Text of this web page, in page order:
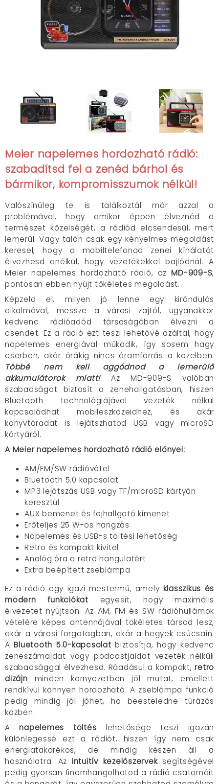
Meier napelemes hordozható rádió:
szabadítsd fel a zenéd bárhol és
bármikor, kompromisszumok nélkül!
Valószínűleg te is találkoztál már azzal a
problémával, hogy amikor éppen élveznéd a
természet közelségét, a rádiód elcsendesül, mert
lemerül. Vagy talán csak egy kényelmes megoldást
keresel, hogy a mobiltelefonod zenei kínálatát
élvezhesd anélkül, hogy vezetékekkel bajlódnál. A
Meier napelemes hordozható rádió, azMD-909-S,
pontosan ebben nyújt tökéletes megoldást.
Képzeld el, milyen jó lenne egy kirándulás
alkalmával, messze a városi zajtól, ugyanakkor
kedvenc rádióadód társaságában élvezni a
csendet. Ez a rádió ezt teszi lehetővé azáltal, hogy
napelemes energiával működik, így sosem hagy
cserben, akár órákig nincs áramforrás a közelben.
Többé nem kell aggódnod a lemerülő
akkumulátorok miatt!Az MD-909-S valóban
szabadságot biztosít a zenehallgatásban, hiszen
Bluetooth technológiájával vezeték nélkül
kapcsolódhat mobileszközeidhez, és akár
könyvtáradat is lejátszhatod USB vagy microSD
kártyáról.
A Meier napelemes hordozható rádió előnyei:
AM/FM/SW rádióvétel
Bluetooth 5.0 kapcsolat
MP3 lejátszás USB vagy TF/microSD kártyán
keresztül
AUX bemenet és fejhallgató kimenet
Erőteljes 25 W-os hangzás
Napelemes és USB-s töltési lehetőség
Retro és kompakt kivitel
Analóg óra a retro hangulatért
Extra beépített zseblámpa
Ez a rádió egy igazi mestermű, amely klasszikus és
modern funkciókat egyesít, hogy maximális
élvezetet nyújtson. Az AM, FM és SW rádióhullámok
vételére képes antennájával tökéletes társad lesz,
akár a városi forgatagban, akár a hegyek csúcsain.
ABluetooth 5.0-kapcsolat biztosítja, hogy kedvenc
zeneszámaidat vagy podcastjaidat vezeték nélküli
szabadsággal élvezhesd. Ráadásul a kompakt,retro
dizájn minden környezetben jól mutat, emellett
rendkívül könnyen hordozható. A zseblámpa funkció
pedig mindig jól jöhet, ha beesteledne túrázás
közben.
Anapelemes töltés lehetősége teszi igazán
különlegessé ezt a rádiót, hiszen így nem csak
energiatakarékos, de mindig készen áll a
használatra. Az intuitív kezelőszerveksegítségével
pedig gyorsan finomhangolhatod a rádió csatornáit